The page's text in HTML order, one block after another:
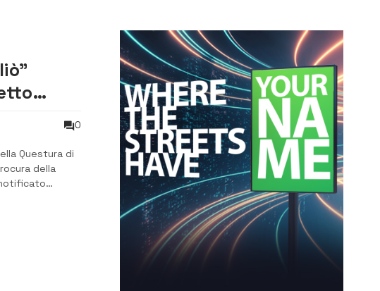
il 6
0
Questura di
della